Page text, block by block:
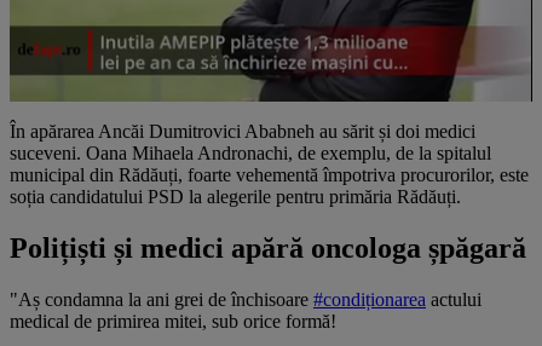
În apărarea Ancăi Dumitrovici Ababneh au sărit și doi medici
suceveni. Oana Mihaela Andronachi, de exemplu, de la spitalul
municipal din Rădăuți, foarte vehementă împotriva procurorilor, este
soția candidatului PSD la alegerile pentru primăria Rădăuți.
Polițiști și medici apără oncologa șpăgară
"Aș condamna la ani grei de închisoare #condiționarea actului
medical de primirea mitei, sub orice formă!